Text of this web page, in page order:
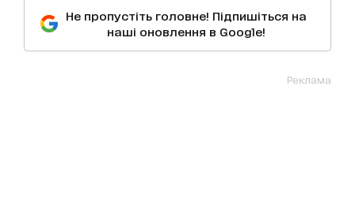
Не пропустіть головне! Підпишіться на
наші оновлення в Google!
Реклама